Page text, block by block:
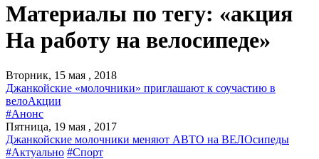
Материалы по тегу: «акция
На работу на велосипеде»
Вторник, 15 мая , 2018
Джанкойские «молочники» приглашают к соучастию в
велоАкции
#Анонс
Пятница, 19 мая , 2017
Джанкойские молочники меняют АВТО на ВЕЛОсипеды
#Актуально #Спорт